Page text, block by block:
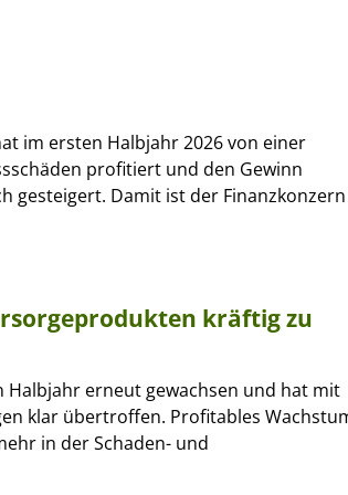
im ersten Halbjahr 2026 von einer
profitiert und den Gewinn
gesteigert. Damit ist der Finanzkonzern
kräftig zu
Halbjahr erneut gewachsen und hat mit
klar übertroffen. Profitables
in der Schaden- und